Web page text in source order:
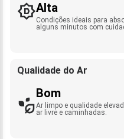
Alta
Condições ideais para
alguns minutos com
Qualidade do Ar
Bom
Ar limpo e qualidade
ar livre e caminhadas.